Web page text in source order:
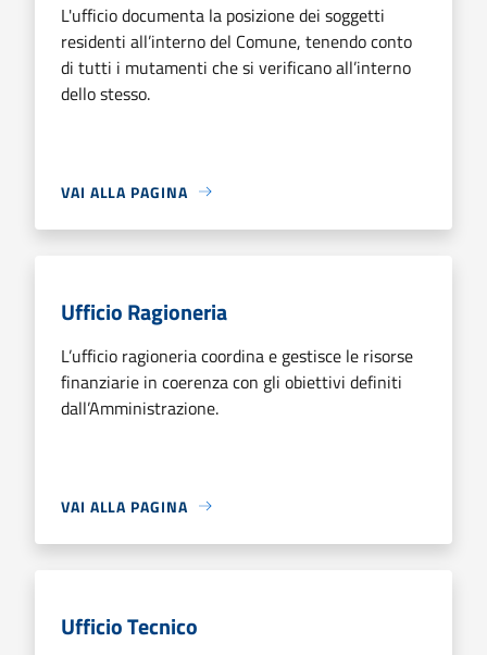
L'ufficio documenta la posizione dei soggetti
residenti all’interno del Comune, tenendo conto
di tutti i mutamenti che si verificano all’interno
dello stesso.
VAI ALLA PAGINA
Ufficio Ragioneria
L’ufficio ragioneria coordina e gestisce le risorse
finanziarie in coerenza con gli obiettivi definiti
dall’Amministrazione.
VAI ALLA PAGINA
Ufficio Tecnico